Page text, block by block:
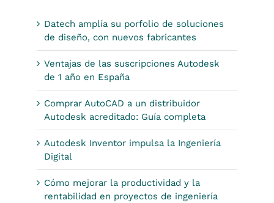
Datech amplía su porfolio de soluciones
de diseño, con nuevos fabricantes
Ventajas de las suscripciones Autodesk
de 1 año en España
Comprar AutoCAD a un distribuidor
Autodesk acreditado: Guía completa
Autodesk Inventor impulsa la Ingeniería
Digital
Cómo mejorar la productividad y la
rentabilidad en proyectos de ingeniería